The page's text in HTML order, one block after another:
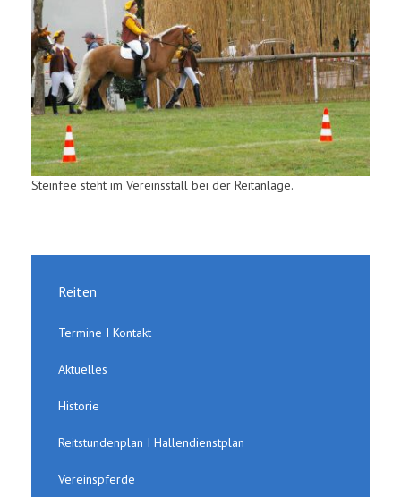
Steinfee steht im Vereinsstall bei der Reitanlage.
Reiten
Termine I Kontakt
Aktuelles
Historie
Reitstundenplan I Hallendienstplan
Vereinspferde